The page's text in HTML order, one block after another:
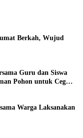
Berkah, Wujud
Guru dan Siswa
Pohon untuk Cegah
Warga Laksanakan